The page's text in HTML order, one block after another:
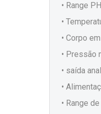
• Range
•
• Corpo
• Pressão
• saída
•
• Range